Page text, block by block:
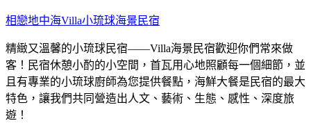
跳
主
要
內
容
相戀地中海Villa小琉球海景民宿
精緻又溫馨的小琉球民宿——Villa海景民宿歡迎你們常來做
客！民宿休憩小酌的小空間，首瓦用心地照顧每一個細節，並
且有專業的小琉球廚師為您提供餐點，海鮮大餐是民宿的最大
特色，讓我們共同營造出人文、藝術、生態、感性、深度旅
遊！